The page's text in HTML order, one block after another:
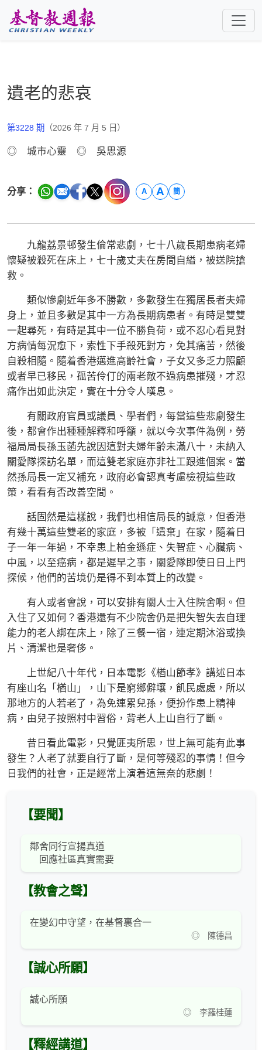
遺老的悲哀
第3228 期 （2026 年 7 月 5 日）
◎ 城市心靈 ◎ 吳思源
分享： A A 簡
九龍荔景邨發生倫常悲劇，七十八歲長期患病老婦
懷疑被殺死在床上，七十歲丈夫在房間自縊，被送院搶
救。
類似慘劇近年多不勝數，多數發生在獨居長者夫婦
身上，並且多數是其中一方為長期病患者。有時是雙雙
一起尋死，有時是其中一位不勝負荷，或不忍心看見對
方病情每況愈下，索性下手殺死對方，免其痛苦，然後
自殺相隨。隨着香港邁進高齡社會，子女又多乏力照顧
或者早已移民，孤苦伶仃的兩老敵不過病患摧殘，才忍
痛作出如此決定，實在十分令人嘆息。
有關政府官員或議員、學者們，每當這些悲劇發生
後，都會作出種種解釋和呼籲，就以今次事件為例，勞
福局局長孫玉菡先說因這對夫婦年齡未滿八十，未納入
關愛隊探訪名單，而這雙老家庭亦非社工跟進個案。當
然孫局長一定又補充，政府必會認真考慮檢視這些政
策，看看有否改善空間。
話固然是這樣說，我們也相信局長的誠意，但香港
有幾十萬這些雙老的家庭，多被「遺棄」在家，隨着日
子一年一年過，不幸患上柏金遜症、失智症、心臟病、
中風，以至癌病，都是遲早之事，關愛隊即使日日上門
探候，他們的苦境仍是得不到本質上的改變。
有人或者會說，可以安排有關人士入住院舍啊。但
入住了又如何？香港還有不少院舍仍是把失智失去自理
能力的老人綁在床上，除了三餐一宿，連定期沐浴或換
片、清潔也是奢侈。
上世紀八十年代，日本電影《楢山節孝》講述日本
有座山名「楢山」，山下是窮鄉僻壤，飢民處處，所以
那地方的人若老了，為免連累兒孫，便扮作患上精神
病，由兒子按照村中習俗，背老人上山自行了斷。
昔日看此電影，只覺匪夷所思，世上無可能有此事
發生？人老了就要自行了斷，是何等殘忍的事情！但今
日我們的社會，正是經常上演着這無奈的悲劇！
【要聞】
鄰舍同行宣揚真道
回應社區真實需要
【教會之聲】
在變幻中守望，在基督裏合一
◎ 陳德昌
【誠心所願】
誠心所願
◎ 李羅桂蓮
【釋經講道】